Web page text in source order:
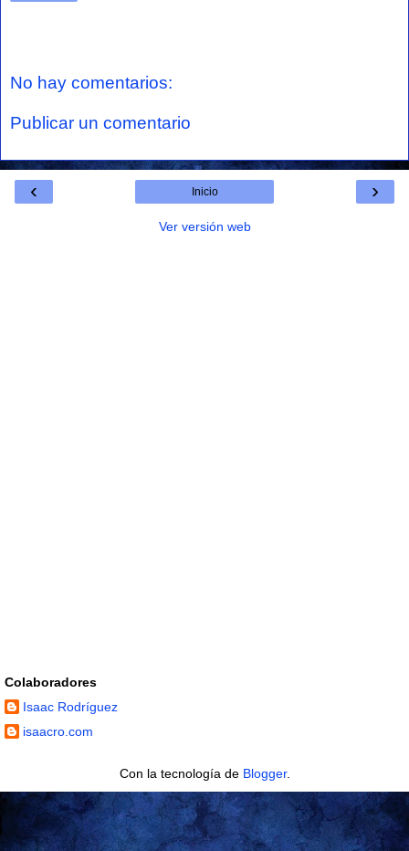
No hay comentarios:
Publicar un comentario
‹ ›
Inicio
Ver versión web
Colaboradores
Isaac Rodríguez
isaacro.com
Con la tecnología de Blogger.